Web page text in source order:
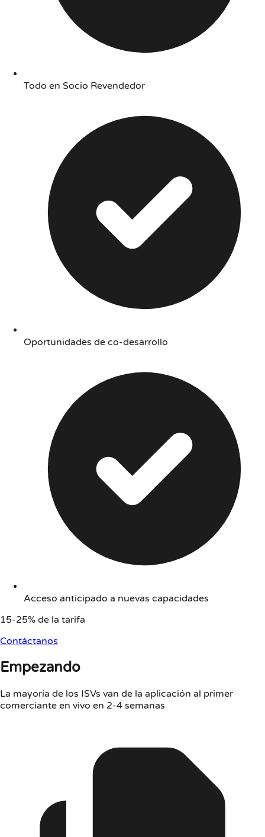
Todo en Socio Revendedor
Oportunidades de co-desarrollo
Acceso anticipado a nuevas capacidades
15-25% de la tarifa
Contáctanos
Empezando
La mayoría de los ISVs van de la aplicación al primer
comerciante en vivo en 2-4 semanas